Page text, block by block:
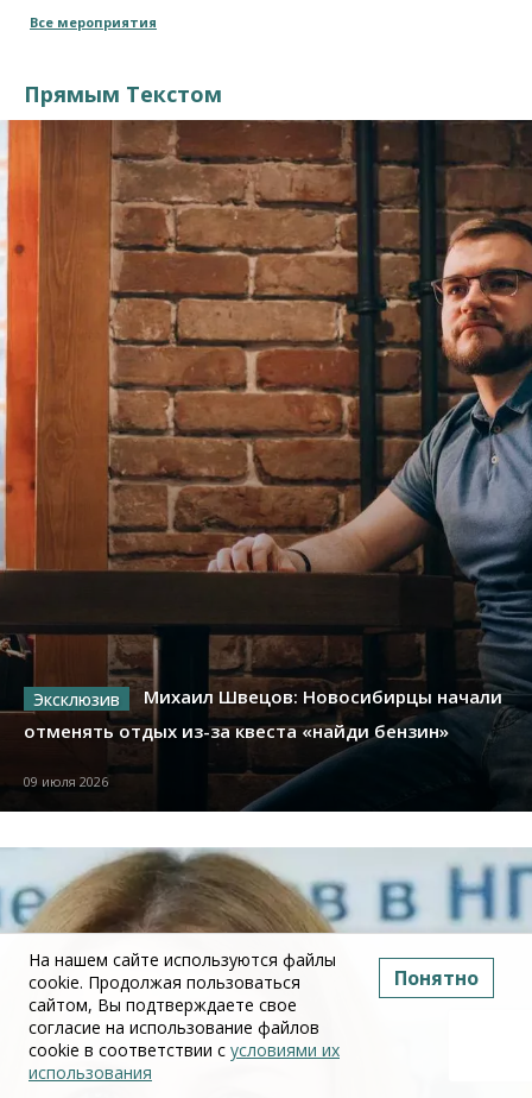
Все мероприятия
Прямым Текстом
Михаил Швецов: Новосибирцы начали
отменять отдых из-за квеста «найди бензин»
09 июля 2026
На нашем сайте используются файлы
cookie. Продолжая пользоваться
сайтом, Вы подтверждаете свое
согласие на использование файлов
cookie в соответствии с условиями их
использования
Понятно